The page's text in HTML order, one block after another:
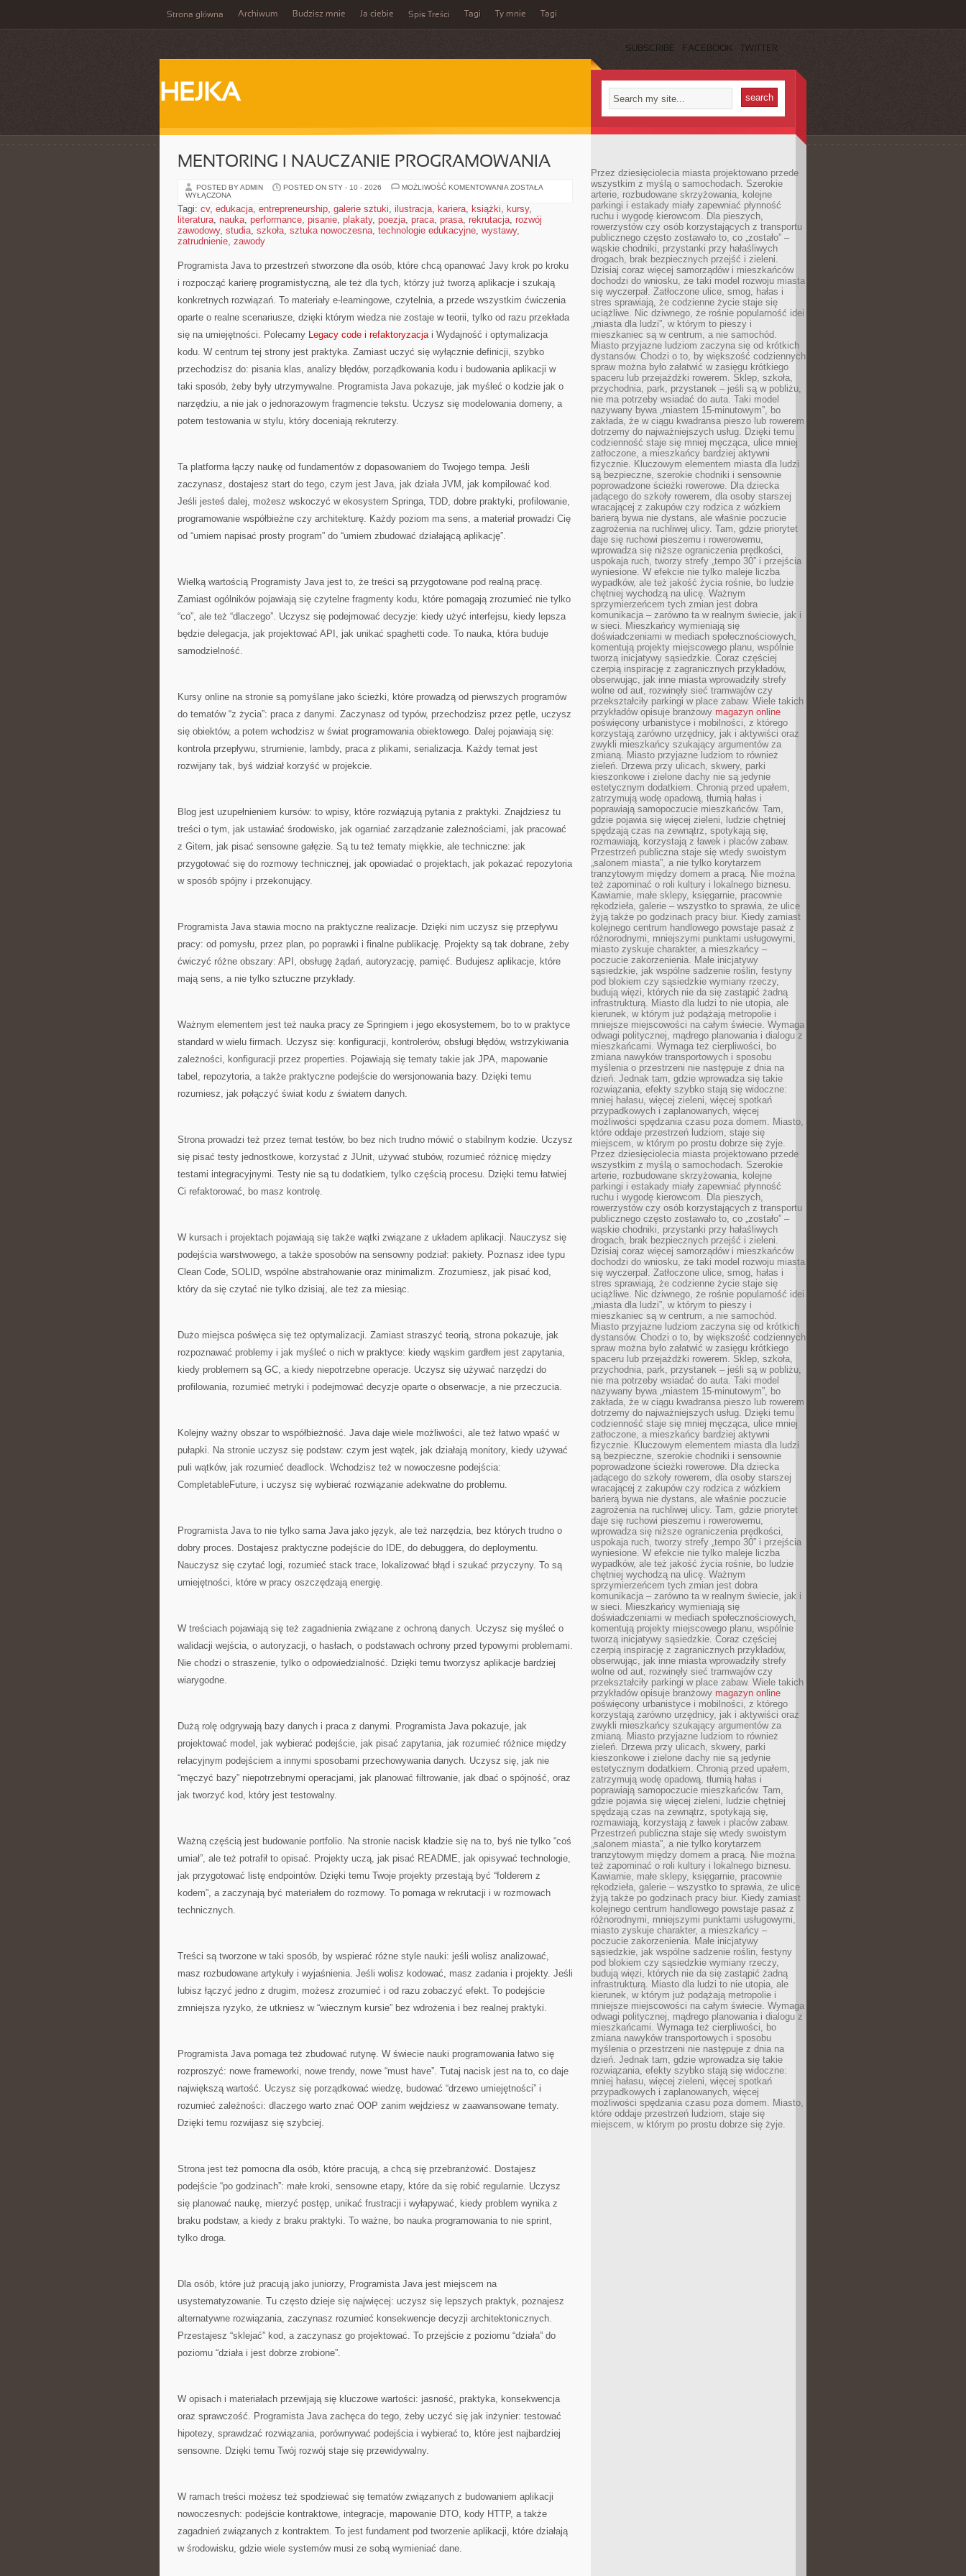
Strona główna Archiwum Budzisz mnie Ja ciebie Spis Treści Tagi Ty mnie Tagi
SUBSCRIBE FACEBOOK TWITTER
HEJKA
MENTORING I NAUCZANIE PROGRAMOWANIA
POSTED BY ADMIN POSTED ON STY - 10 - 2026 MOŻLIWOŚĆ KOMENTOWANIA MENTORING
PROGRAMOWANIA
ZOSTAŁA
WYŁĄCZONA
Tagi: cv, edukacja, entrepreneurship, galerie sztuki, ilustracja, kariera, książki, kursy,
literatura, nauka, performance, pisanie, plakaty, poezja, praca, prasa, rekrutacja, rozwój
zawodowy, studia, szkoła, sztuka nowoczesna, technologie edukacyjne, wystawy,
zatrudnienie, zawody
Programista Java to przestrzeń stworzone dla osób, które chcą opanować Javy krok po kroku
i rozpocząć karierę programistyczną, ale też dla tych, którzy już tworzą aplikacje i szukają
konkretnych rozwiązań. To materiały e-learningowe, czytelnia, a przede wszystkim ćwiczenia
oparte o realne scenariusze, dzięki którym wiedza nie zostaje w teorii, tylko od razu przekłada
się na umiejętności. Polecamy Legacy code i refaktoryzacjai Wydajność i optymalizacja
kodu. W centrum tej strony jest praktyka. Zamiast uczyć się wyłącznie definicji, szybko
przechodzisz do: pisania klas, analizy błędów, porządkowania kodu i budowania aplikacji w
taki sposób, żeby były utrzymywalne. Programista Java pokazuje, jak myśleć o kodzie jak o
narzędziu, a nie jak o jednorazowym fragmencie tekstu. Uczysz się modelowania domeny, a
potem testowania w stylu, który doceniają rekruterzy.
Ta platforma łączy naukę od fundamentów z dopasowaniem do Twojego tempa. Jeśli
zaczynasz, dostajesz start do tego, czym jest Java, jak działa JVM, jak kompilować kod.
Jeśli jesteś dalej, możesz wskoczyć w ekosystem Springa, TDD, dobre praktyki, profilowanie,
programowanie współbieżne czy architekturę. Każdy poziom ma sens, a materiał prowadzi Cię
od “umiem napisać prosty program” do “umiem zbudować działającą aplikację”.
Wielką wartością Programisty Java jest to, że treści są przygotowane pod realną pracę.
Zamiast ogólników pojawiają się czytelne fragmenty kodu, które pomagają zrozumieć nie tylko
“co”, ale też “dlaczego”. Uczysz się podejmować decyzje: kiedy użyć interfejsu, kiedy lepsza
będzie delegacja, jak projektować API, jak unikać spaghetti code. To nauka, która buduje
samodzielność.
Kursy online na stronie są pomyślane jako ścieżki, które prowadzą od pierwszych programów
do tematów “z życia”: praca z danymi. Zaczynasz od typów, przechodzisz przez pętle, uczysz
się obiektów, a potem wchodzisz w świat programowania obiektowego. Dalej pojawiają się:
kontrola przepływu, strumienie, lambdy, praca z plikami, serializacja. Każdy temat jest
rozwijany tak, byś widział korzyść w projekcie.
Blog jest uzupełnieniem kursów: to wpisy, które rozwiązują pytania z praktyki. Znajdziesz tu
treści o tym, jak ustawiać środowisko, jak ogarniać zarządzanie zależnościami, jak pracować
z Gitem, jak pisać sensowne gałęzie. Są tu też tematy miękkie, ale techniczne: jak
przygotować się do rozmowy technicznej, jak opowiadać o projektach, jak pokazać repozytoria
w sposób spójny i przekonujący.
Programista Java stawia mocno na praktyczne realizacje. Dzięki nim uczysz się przepływu
pracy: od pomysłu, przez plan, po poprawki i finalne publikację. Projekty są tak dobrane, żeby
ćwiczyć różne obszary: API, obsługę żądań, autoryzację, pamięć. Budujesz aplikacje, które
mają sens, a nie tylko sztuczne przykłady.
Ważnym elementem jest też nauka pracy ze Springiem i jego ekosystemem, bo to w praktyce
standard w wielu firmach. Uczysz się: konfiguracji, kontrolerów, obsługi błędów, wstrzykiwania
zależności, konfiguracji przez properties. Pojawiają się tematy takie jak JPA, mapowanie
tabel, repozytoria, a także praktyczne podejście do wersjonowania bazy. Dzięki temu
rozumiesz, jak połączyć świat kodu z światem danych.
Strona prowadzi też przez temat testów, bo bez nich trudno mówić o stabilnym kodzie. Uczysz
się pisać testy jednostkowe, korzystać z JUnit, używać stubów, rozumieć różnicę między
testami integracyjnymi. Testy nie są tu dodatkiem, tylko częścią procesu. Dzięki temu łatwiej
Ci refaktorować, bo masz kontrolę.
W kursach i projektach pojawiają się także wątki związane z układem aplikacji. Nauczysz się
podejścia warstwowego, a także sposobów na sensowny podział: pakiety. Poznasz idee typu
Clean Code, SOLID, wspólne abstrahowanie oraz minimalizm. Zrozumiesz, jak pisać kod,
który da się czytać nie tylko dzisiaj, ale też za miesiąc.
Dużo miejsca poświęca się też optymalizacji. Zamiast straszyć teorią, strona pokazuje, jak
rozpoznawać problemy i jak myśleć o nich w praktyce: kiedy wąskim gardłem jest zapytania,
kiedy problemem są GC, a kiedy niepotrzebne operacje. Uczysz się używać narzędzi do
profilowania, rozumieć metryki i podejmować decyzje oparte o obserwacje, a nie przeczucia.
Kolejny ważny obszar to współbieżność. Java daje wiele możliwości, ale też łatwo wpaść w
pułapki. Na stronie uczysz się podstaw: czym jest wątek, jak działają monitory, kiedy używać
puli wątków, jak rozumieć deadlock. Wchodzisz też w nowoczesne podejścia:
CompletableFuture, i uczysz się wybierać rozwiązanie adekwatne do problemu.
Programista Java to nie tylko sama Java jako język, ale też narzędzia, bez których trudno o
dobry proces. Dostajesz praktyczne podejście do IDE, do debuggera, do deploymentu.
Nauczysz się czytać logi, rozumieć stack trace, lokalizować błąd i szukać przyczyny. To są
umiejętności, które w pracy oszczędzają energię.
W treściach pojawiają się też zagadnienia związane z ochroną danych. Uczysz się myśleć o
walidacji wejścia, o autoryzacji, o hasłach, o podstawach ochrony przed typowymi problemami.
Nie chodzi o straszenie, tylko o odpowiedzialność. Dzięki temu tworzysz aplikacje bardziej
wiarygodne.
Dużą rolę odgrywają bazy danych i praca z danymi. Programista Java pokazuje, jak
projektować model, jak wybierać podejście, jak pisać zapytania, jak rozumieć różnice między
relacyjnym podejściem a innymi sposobami przechowywania danych. Uczysz się, jak nie
“męczyć bazy” niepotrzebnymi operacjami, jak planować filtrowanie, jak dbać o spójność, oraz
jak tworzyć kod, który jest testowalny.
Ważną częścią jest budowanie portfolio. Na stronie nacisk kładzie się na to, byś nie tylko “coś
umiał”, ale też potrafił to opisać. Projekty uczą, jak pisać README, jak opisywać technologie,
jak przygotować listę endpointów. Dzięki temu Twoje projekty przestają być “folderem z
kodem”, a zaczynają być materiałem do rozmowy. To pomaga w rekrutacji i w rozmowach
technicznych.
Treści są tworzone w taki sposób, by wspierać różne style nauki: jeśli wolisz analizować,
masz rozbudowane artykuły i wyjaśnienia. Jeśli wolisz kodować, masz zadania i projekty. Jeśli
lubisz łączyć jedno z drugim, możesz zrozumieć i od razu zobaczyć efekt. To podejście
zmniejsza ryzyko, że utkniesz w “wiecznym kursie” bez wdrożenia i bez realnej praktyki.
Programista Java pomaga też zbudować rutynę. W świecie nauki programowania łatwo się
rozproszyć: nowe frameworki, nowe trendy, nowe “must have”. Tutaj nacisk jest na to, co daje
największą wartość. Uczysz się porządkować wiedzę, budować “drzewo umiejętności” i
rozumieć zależności: dlaczego warto znać OOP zanim wejdziesz w zaawansowane tematy.
Dzięki temu rozwijasz się szybciej.
Strona jest też pomocna dla osób, które pracują, a chcą się przebranżowić. Dostajesz
podejście “po godzinach”: małe kroki, sensowne etapy, które da się robić regularnie. Uczysz
się planować naukę, mierzyć postęp, unikać frustracji i wyłapywać, kiedy problem wynika z
braku podstaw, a kiedy z braku praktyki. To ważne, bo nauka programowania to nie sprint,
tylko droga.
Dla osób, które już pracują jako juniorzy, Programista Java jest miejscem na
usystematyzowanie. Tu często dzieje się najwięcej: uczysz się lepszych praktyk, poznajesz
alternatywne rozwiązania, zaczynasz rozumieć konsekwencje decyzji architektonicznych.
Przestajesz “sklejać” kod, a zaczynasz go projektować. To przejście z poziomu “działa” do
poziomu “działa i jest dobrze zrobione”.
W opisach i materiałach przewijają się kluczowe wartości: jasność, praktyka, konsekwencja
oraz sprawczość. Programista Java zachęca do tego, żeby uczyć się jak inżynier: testować
hipotezy, sprawdzać rozwiązania, porównywać podejścia i wybierać to, które jest najbardziej
sensowne. Dzięki temu Twój rozwój staje się przewidywalny.
W ramach treści możesz też spodziewać się tematów związanych z budowaniem aplikacji
nowoczesnych: podejście kontraktowe, integracje, mapowanie DTO, kody HTTP, a także
zagadnień związanych z kontraktem. To jest fundament pod tworzenie aplikacji, które działają
w środowisku, gdzie wiele systemów musi ze sobą wymieniać dane.
Przez dziesięciolecia miasta projektowano przede
wszystkim z myślą o samochodach. Szerokie
arterie, rozbudowane skrzyżowania, kolejne
parkingi i estakady miały zapewniać płynność
ruchu i wygodę kierowcom. Dla pieszych,
rowerzystów czy osób korzystających z transportu
publicznego często zostawało to, co „zostało” –
wąskie chodniki, przystanki przy hałaśliwych
drogach, brak bezpiecznych przejść i zieleni.
Dzisiaj coraz więcej samorządów i mieszkańców
dochodzi do wniosku, że taki model rozwoju miasta
się wyczerpał. Zatłoczone ulice, smog, hałas i
stres sprawiają, że codzienne życie staje się
uciążliwe. Nic dziwnego, że rośnie popularność idei
„miasta dla ludzi”, w którym to pieszy i
mieszkaniec są w centrum, a nie samochód.
Miasto przyjazne ludziom zaczyna się od krótkich
dystansów. Chodzi o to, by większość codziennych
spraw można było załatwić w zasięgu krótkiego
spaceru lub przejażdżki rowerem. Sklep, szkoła,
przychodnia, park, przystanek – jeśli są w pobliżu,
nie ma potrzeby wsiadać do auta. Taki model
nazywany bywa „miastem 15-minutowym”, bo
zakłada, że w ciągu kwadransa pieszo lub rowerem
dotrzemy do najważniejszych usług. Dzięki temu
codzienność staje się mniej męcząca, ulice mniej
zatłoczone, a mieszkańcy bardziej aktywni
fizycznie. Kluczowym elementem miasta dla ludzi
są bezpieczne, szerokie chodniki i sensownie
poprowadzone ścieżki rowerowe. Dla dziecka
jadącego do szkoły rowerem, dla osoby starszej
wracającej z zakupów czy rodzica z wózkiem
barierą bywa nie dystans, ale właśnie poczucie
zagrożenia na ruchliwej ulicy. Tam, gdzie priorytet
daje się ruchowi pieszemu i rowerowemu,
wprowadza się niższe ograniczenia prędkości,
uspokaja ruch, tworzy strefy „tempo 30” i przejścia
wyniesione. W efekcie nie tylko maleje liczba
wypadków, ale też jakość życia rośnie, bo ludzie
chętniej wychodzą na ulicę. Ważnym
sprzymierzeńcem tych zmian jest dobra
komunikacja – zarówno ta w realnym świecie, jak i
w sieci. Mieszkańcy wymieniają się
doświadczeniami w mediach społecznościowych,
komentują projekty miejscowego planu, wspólnie
tworzą inicjatywy sąsiedzkie. Coraz częściej
czerpią inspirację z zagranicznych przykładów,
obserwując, jak inne miasta wprowadziły strefy
wolne od aut, rozwinęły sieć tramwajów czy
przekształciły parkingi w place zabaw. Wiele takich
przykładów opisuje branżowy magazyn online
poświęcony urbanistyce i mobilności, z którego
korzystają zarówno urzędnicy, jak i aktywiści oraz
zwykli mieszkańcy szukający argumentów za
zmianą. Miasto przyjazne ludziom to również
zieleń. Drzewa przy ulicach, skwery, parki
kieszonkowe i zielone dachy nie są jedynie
estetycznym dodatkiem. Chronią przed upałem,
zatrzymują wodę opadową, tłumią hałas i
poprawiają samopoczucie mieszkańców. Tam,
gdzie pojawia się więcej zieleni, ludzie chętniej
spędzają czas na zewnątrz, spotykają się,
rozmawiają, korzystają z ławek i placów zabaw.
Przestrzeń publiczna staje się wtedy swoistym
„salonem miasta”, a nie tylko korytarzem
tranzytowym między domem a pracą. Nie można
też zapominać o roli kultury i lokalnego biznesu.
Kawiarnie, małe sklepy, księgarnie, pracownie
rękodzieła, galerie – wszystko to sprawia, że ulice
żyją także po godzinach pracy biur. Kiedy zamiast
kolejnego centrum handlowego powstaje pasaż z
różnorodnymi, mniejszymi punktami usługowymi,
miasto zyskuje charakter, a mieszkańcy –
poczucie zakorzenienia. Małe inicjatywy
sąsiedzkie, jak wspólne sadzenie roślin, festyny
pod blokiem czy sąsiedzkie wymiany rzeczy,
budują więzi, których nie da się zastąpić żadną
infrastrukturą. Miasto dla ludzi to nie utopia, ale
kierunek, w którym już podążają metropolie i
mniejsze miejscowości na całym świecie. Wymaga
odwagi politycznej, mądrego planowania i dialogu z
mieszkańcami. Wymaga też cierpliwości, bo
zmiana nawyków transportowych i sposobu
myślenia o przestrzeni nie następuje z dnia na
dzień. Jednak tam, gdzie wprowadza się takie
rozwiązania, efekty szybko stają się widoczne:
mniej hałasu, więcej zieleni, więcej spotkań
przypadkowych i zaplanowanych, więcej
możliwości spędzania czasu poza domem. Miasto,
które oddaje przestrzeń ludziom, staje się
miejscem, w którym po prostu dobrze się żyje.
Przez dziesięciolecia miasta projektowano przede
wszystkim z myślą o samochodach. Szerokie
arterie, rozbudowane skrzyżowania, kolejne
parkingi i estakady miały zapewniać płynność
ruchu i wygodę kierowcom. Dla pieszych,
rowerzystów czy osób korzystających z transportu
publicznego często zostawało to, co „zostało” –
wąskie chodniki, przystanki przy hałaśliwych
drogach, brak bezpiecznych przejść i zieleni.
Dzisiaj coraz więcej samorządów i mieszkańców
dochodzi do wniosku, że taki model rozwoju miasta
się wyczerpał. Zatłoczone ulice, smog, hałas i
stres sprawiają, że codzienne życie staje się
uciążliwe. Nic dziwnego, że rośnie popularność idei
„miasta dla ludzi”, w którym to pieszy i
mieszkaniec są w centrum, a nie samochód.
Miasto przyjazne ludziom zaczyna się od krótkich
dystansów. Chodzi o to, by większość codziennych
spraw można było załatwić w zasięgu krótkiego
spaceru lub przejażdżki rowerem. Sklep, szkoła,
przychodnia, park, przystanek – jeśli są w pobliżu,
nie ma potrzeby wsiadać do auta. Taki model
nazywany bywa „miastem 15-minutowym”, bo
zakłada, że w ciągu kwadransa pieszo lub rowerem
dotrzemy do najważniejszych usług. Dzięki temu
codzienność staje się mniej męcząca, ulice mniej
zatłoczone, a mieszkańcy bardziej aktywni
fizycznie. Kluczowym elementem miasta dla ludzi
są bezpieczne, szerokie chodniki i sensownie
poprowadzone ścieżki rowerowe. Dla dziecka
jadącego do szkoły rowerem, dla osoby starszej
wracającej z zakupów czy rodzica z wózkiem
barierą bywa nie dystans, ale właśnie poczucie
zagrożenia na ruchliwej ulicy. Tam, gdzie priorytet
daje się ruchowi pieszemu i rowerowemu,
wprowadza się niższe ograniczenia prędkości,
uspokaja ruch, tworzy strefy „tempo 30” i przejścia
wyniesione. W efekcie nie tylko maleje liczba
wypadków, ale też jakość życia rośnie, bo ludzie
chętniej wychodzą na ulicę. Ważnym
sprzymierzeńcem tych zmian jest dobra
komunikacja – zarówno ta w realnym świecie, jak i
w sieci. Mieszkańcy wymieniają się
doświadczeniami w mediach społecznościowych,
komentują projekty miejscowego planu, wspólnie
tworzą inicjatywy sąsiedzkie. Coraz częściej
czerpią inspirację z zagranicznych przykładów,
obserwując, jak inne miasta wprowadziły strefy
wolne od aut, rozwinęły sieć tramwajów czy
przekształciły parkingi w place zabaw. Wiele takich
przykładów opisuje branżowy magazyn online
poświęcony urbanistyce i mobilności, z którego
korzystają zarówno urzędnicy, jak i aktywiści oraz
zwykli mieszkańcy szukający argumentów za
zmianą. Miasto przyjazne ludziom to również
zieleń. Drzewa przy ulicach, skwery, parki
kieszonkowe i zielone dachy nie są jedynie
estetycznym dodatkiem. Chronią przed upałem,
zatrzymują wodę opadową, tłumią hałas i
poprawiają samopoczucie mieszkańców. Tam,
gdzie pojawia się więcej zieleni, ludzie chętniej
spędzają czas na zewnątrz, spotykają się,
rozmawiają, korzystają z ławek i placów zabaw.
Przestrzeń publiczna staje się wtedy swoistym
„salonem miasta”, a nie tylko korytarzem
tranzytowym między domem a pracą. Nie można
też zapominać o roli kultury i lokalnego biznesu.
Kawiarnie, małe sklepy, księgarnie, pracownie
rękodzieła, galerie – wszystko to sprawia, że ulice
żyją także po godzinach pracy biur. Kiedy zamiast
kolejnego centrum handlowego powstaje pasaż z
różnorodnymi, mniejszymi punktami usługowymi,
miasto zyskuje charakter, a mieszkańcy –
poczucie zakorzenienia. Małe inicjatywy
sąsiedzkie, jak wspólne sadzenie roślin, festyny
pod blokiem czy sąsiedzkie wymiany rzeczy,
budują więzi, których nie da się zastąpić żadną
infrastrukturą. Miasto dla ludzi to nie utopia, ale
kierunek, w którym już podążają metropolie i
mniejsze miejscowości na całym świecie. Wymaga
odwagi politycznej, mądrego planowania i dialogu z
mieszkańcami. Wymaga też cierpliwości, bo
zmiana nawyków transportowych i sposobu
myślenia o przestrzeni nie następuje z dnia na
dzień. Jednak tam, gdzie wprowadza się takie
rozwiązania, efekty szybko stają się widoczne:
mniej hałasu, więcej zieleni, więcej spotkań
przypadkowych i zaplanowanych, więcej
możliwości spędzania czasu poza domem. Miasto,
które oddaje przestrzeń ludziom, staje się
miejscem, w którym po prostu dobrze się żyje.